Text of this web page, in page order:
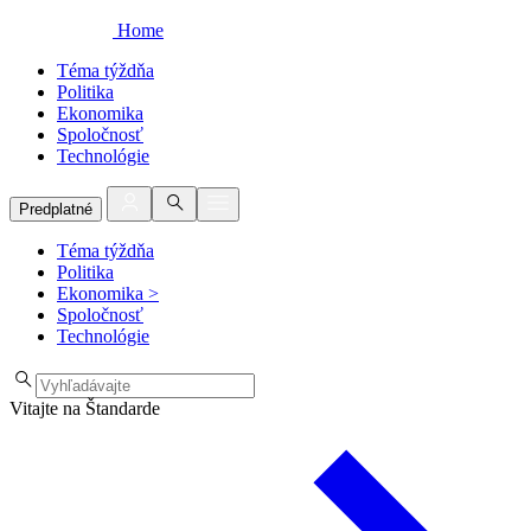
Home
Téma týždňa
Politika
Ekonomika
Spoločnosť
Technológie
Predplatné
Téma týždňa
Politika
Ekonomika >
Spoločnosť
Technológie
Vitajte na Štandarde